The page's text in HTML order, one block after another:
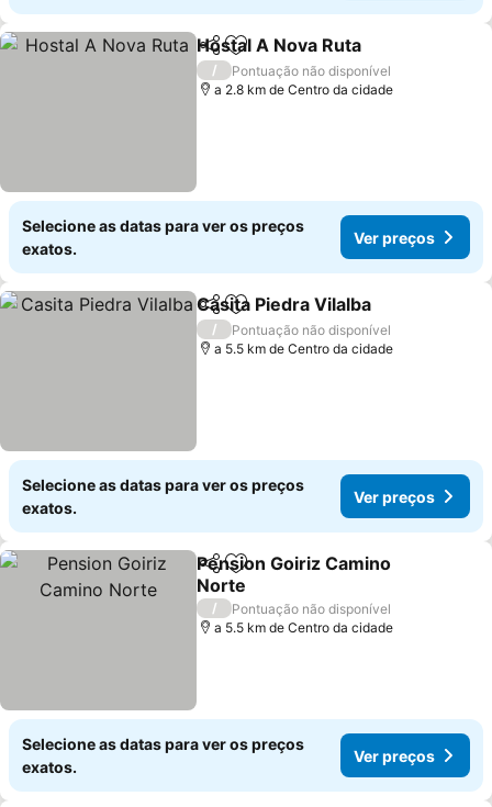
PartilharAdicionar aos favoritos
Hostal A Nova Ruta
/
Pontuação não disponível
a 2.8 km de Centro da cidade
Selecione as datas para ver os preços
exatos.
Ver preços
PartilharAdicionar aos favoritos
Casita Piedra Vilalba
/
Pontuação não disponível
a 5.5 km de Centro da cidade
Selecione as datas para ver os preços
exatos.
Ver preços
PartilharAdicionar aos favoritos
Pension Goiriz Camino
Norte
Ver preços
/
Pontuação não disponível
a 5.5 km de Centro da cidade
Selecione as datas para ver os preços
exatos.
Ver preços